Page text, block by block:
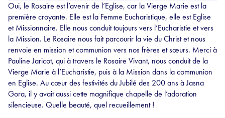
Oui, le Rosaire est l’avenir de l’Eglise, car la Vierge Marie est la
première croyante. Elle est la Femme Eucharistique, elle est Eglise
et Missionnaire. Elle nous conduit toujours vers l’Eucharistie et vers
la Mission. Le Rosaire nous fait parcourir la vie du Christ et nous
renvoie en mission et communion vers nos frères et sœurs. Merci à
Pauline Jaricot, qui à travers le Rosaire Vivant, nous conduit de la
Vierge Marie à l’Eucharistie, puis à la Mission dans la communion
en Eglise. Au cœur des festivités du Jubilé des 200 ans à Jasna
Gora, il y avait aussi cette magnifique chapelle de l’adoration
silencieuse. Quelle beauté, quel recueillement !